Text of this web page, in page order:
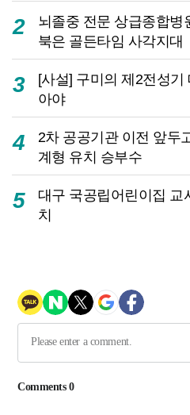
2
뇌졸중 전문 상급종합
북은 골든타임 사각지대
3
[사설] 구미의 제2전성
아야
4
2차 공공기관 이전 앞두
계형 유치 승부수
5
대구 국공립어린이집 교
치